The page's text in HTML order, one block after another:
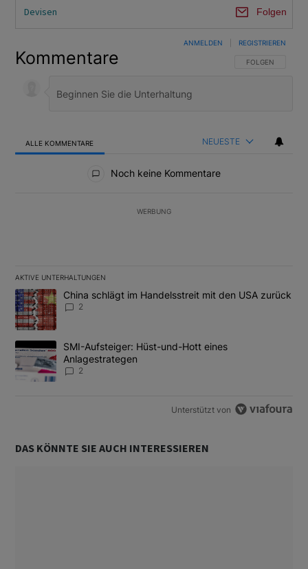
Devisen Folgen
Kommentare FOLGE DIESER
FOLGEN
ANMELDEN REGISTRIEREN
ALLE KOMMENTARE NEUESTE
Noch keine Kommentare
WERBUNG
AKTIVE UNTERHALTUNGEN
Das Folgende ist eine Liste der am meisten kommentierten
Ein Trendartikel mit dem Titel "China schlägt im Handelsstreit
China schlägt im Handelsstreit mit den USA zurück
2
Ein Trendartikel mit dem Titel "SMI-Aufsteiger: Hüst-und-Hott
SMI-Aufsteiger: Hüst-und-Hott eines
Anlagestrategen
2
Unterstützt von
DAS KÖNNTE SIE AUCH INTERESSIEREN